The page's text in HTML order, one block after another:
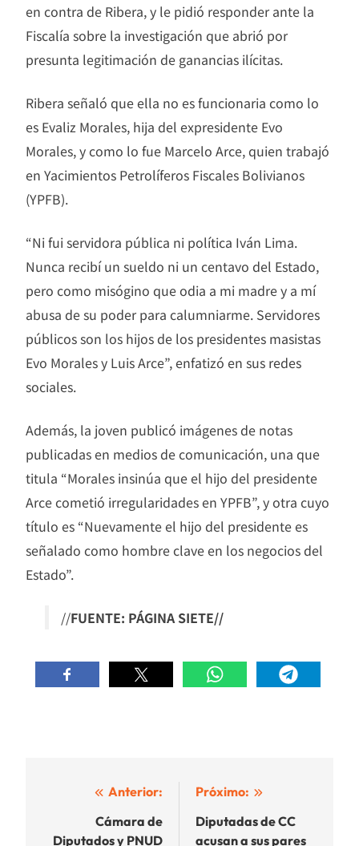
en contra de Ribera, y le pidió responder ante la
Fiscalía sobre la investigación que abrió por
presunta legitimación de ganancias ilícitas.
Ribera señaló que ella no es funcionaria como lo
es Evaliz Morales, hija del expresidente Evo
Morales, y como lo fue Marcelo Arce, quien trabajó
en Yacimientos Petrolíferos Fiscales Bolivianos
(YPFB).
“Ni fui servidora pública ni política Iván Lima.
Nunca recibí un sueldo ni un centavo del Estado,
pero como misógino que odia a mi madre y a mí
abusa de su poder para calumniarme. Servidores
públicos son los hijos de los presidentes masistas
Evo Morales y Luis Arce”, enfatizó en sus redes
sociales.
Además, la joven publicó imágenes de notas
publicadas en medios de comunicación, una que
titula “Morales insinúa que el hijo del presidente
Arce cometió irregularidades en YPFB”, y otra cuyo
título es “Nuevamente el hijo del presidente es
señalado como hombre clave en los negocios del
Estado”.
//FUENTE: PÁGINA SIETE//
Navegación
Anterior:
Cámara de
Diputados y PNUD
Próximo:
Diputadas de CC
acusan a sus pares